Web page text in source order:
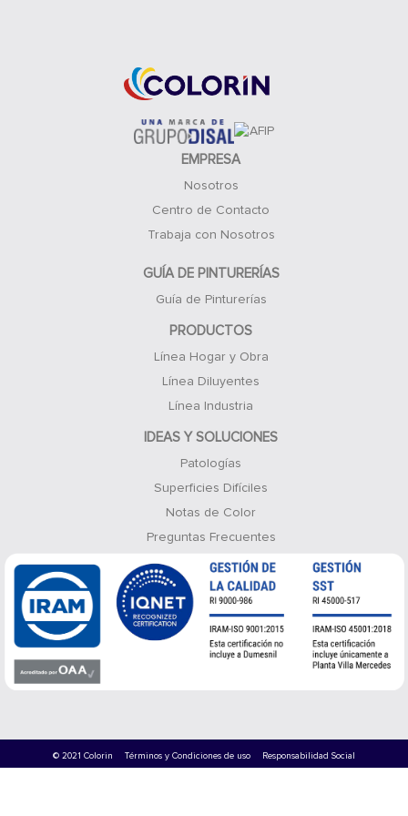
EMPRESA
Nosotros
Centro de Contacto
Trabaja con Nosotros
GUÍA DE PINTURERÍAS
Guía de Pinturerías
PRODUCTOS
Línea Hogar y Obra
Línea Diluyentes
Línea Industria
IDEAS Y SOLUCIONES
Patologías
Superficies Difíciles
Notas de Color
Preguntas Frecuentes
© 2021 Colorin Términos y Condiciones de uso Responsabilidad Social